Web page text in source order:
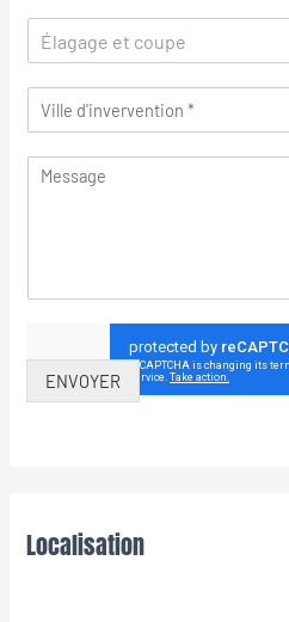
Élagage et coupe
ENVOYER
Localisation